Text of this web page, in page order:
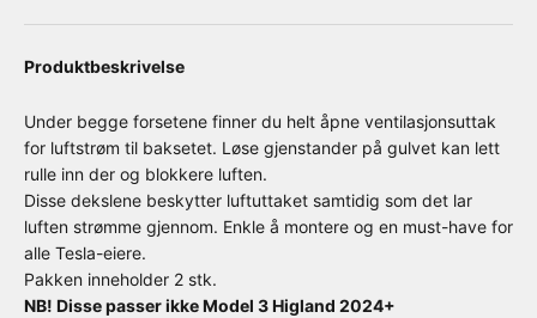
Produktbeskrivelse
Under begge forsetene finner du helt åpne ventilasjonsuttak
for luftstrøm til baksetet. Løse gjenstander på gulvet kan lett
rulle inn der og blokkere luften.
Disse dekslene beskytter luftuttaket samtidig som det lar
luften strømme gjennom. Enkle å montere og en must-have for
alle Tesla-eiere.
Pakken inneholder 2 stk.
NB! Disse passer ikke Model 3 Higland 2024+